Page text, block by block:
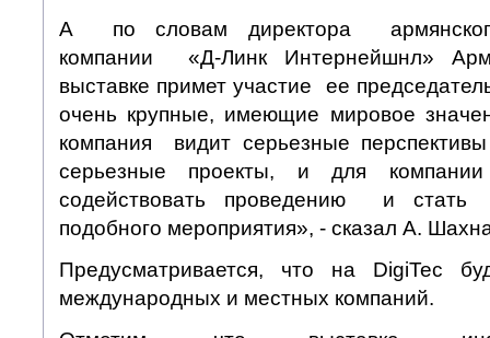
А по словам директора армянского
компании «Д-Линк Интернейшнл»
выставке примет участие ее
очень крупные, имеющие мировое
компания видит серьезные
серьезные проекты, и для
содействовать проведению и стать
подобного мероприятия», - сказал А.
Предусматривается, что на DigiTec
международных и местных компаний.